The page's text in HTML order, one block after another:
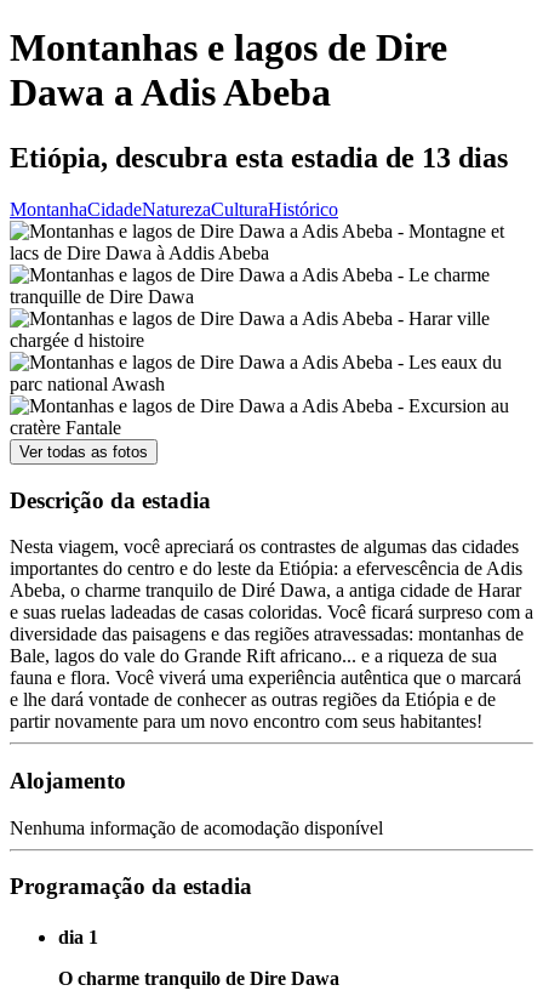
Montanhas e lagos de Dire
Dawa a Adis Abeba
Etiópia, descubra esta estadia de 13 dias
MontanhaCidadeNaturezaCulturaHistórico
Ver todas as fotos
Descrição da estadia
Nesta viagem, você apreciará os contrastes de algumas das cidades
importantes do centro e do leste da Etiópia: a efervescência de Adis
Abeba, o charme tranquilo de Diré Dawa, a antiga cidade de Harar
e suas ruelas ladeadas de casas coloridas. Você ficará surpreso com a
diversidade das paisagens e das regiões atravessadas: montanhas de
Bale, lagos do vale do Grande Rift africano... e a riqueza de sua
fauna e flora. Você viverá uma experiência autêntica que o marcará
e lhe dará vontade de conhecer as outras regiões da Etiópia e de
partir novamente para um novo encontro com seus habitantes!
Alojamento
Nenhuma informação de acomodação disponível
Programação da estadia
dia 1
O charme tranquilo de Dire Dawa